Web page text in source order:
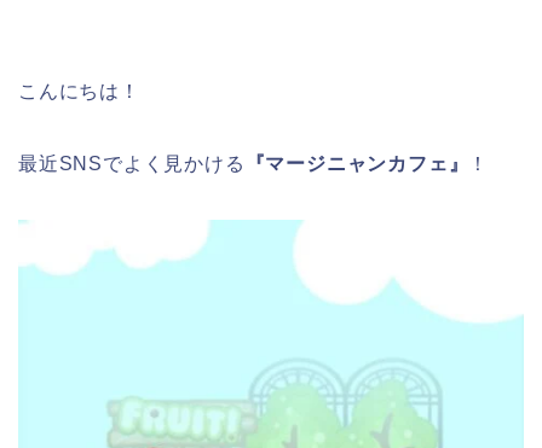
こんにちは！
最近SNSでよく見かける 『マージニャンカフェ』 ！